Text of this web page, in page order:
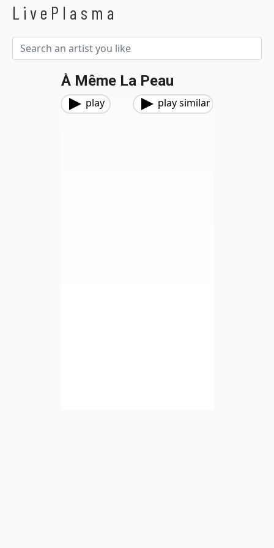
LivePlasma
À Même La Peau
play play similar